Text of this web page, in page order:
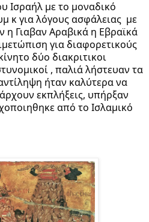
Ισραήλ με το μοναδικό
κ για λόγους ασφάλειας  με
η Γιαβαν Αραβικά η Εβραϊκά
για διαφορετικούς
δύο διακριτικοι
, παλιά λήστευαν τα
ήταν καλύτερα να
εκπλήξεις, υπήρξαν
από το Ισλαμικό